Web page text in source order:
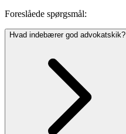
Foreslåede spørgsmål:
Hvad indebærer god advokatskik?